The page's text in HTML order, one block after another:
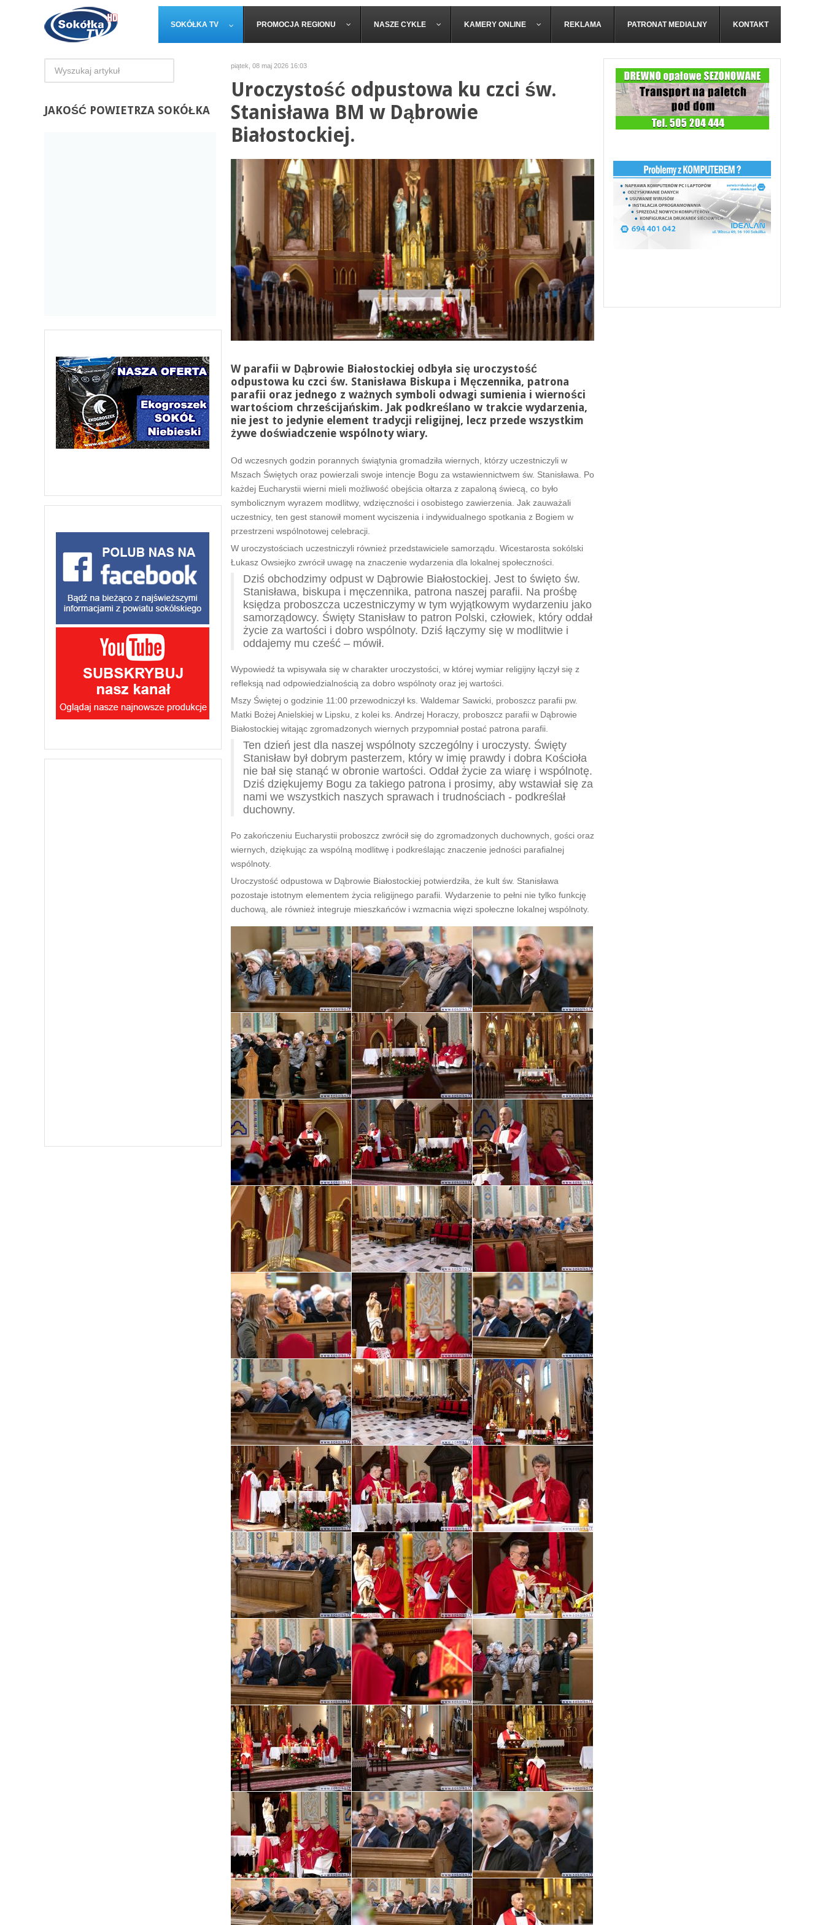
SOKÓŁKA TV PROMOCJA REGIONU NASZE CYKLE KAMERY ONLINE REKLAMA PATRONAT MEDIALNY KONTAKT
piątek, 08 maj 2026 16:03
Uroczystość odpustowa ku czci św.
Stanisława BM w Dąbrowie
Białostockiej.
W parafii w Dąbrowie Białostockiej odbyła się uroczystość
odpustowa ku czci św. Stanisława Biskupa i Męczennika, patrona
parafii oraz jednego z ważnych symboli odwagi sumienia i wierności
wartościom chrześcijańskim. Jak podkreślano w trakcie wydarzenia,
nie jest to jedynie element tradycji religijnej, lecz przede wszystkim
żywe doświadczenie wspólnoty wiary.
Od wczesnych godzin porannych świątynia gromadziła wiernych, którzy uczestniczyli w
Mszach Świętych oraz powierzali swoje intencje Bogu za wstawiennictwem św. Stanisława. Po
każdej Eucharystii wierni mieli możliwość obejścia ołtarza z zapaloną świecą, co było
symbolicznym wyrazem modlitwy, wdzięczności i osobistego zawierzenia. Jak zauważali
uczestnicy, ten gest stanowił moment wyciszenia i indywidualnego spotkania z Bogiem w
przestrzeni wspólnotowej celebracji.
W uroczystościach uczestniczyli również przedstawiciele samorządu. Wicestarosta sokólski
Łukasz Owsiejko zwrócił uwagę na znaczenie wydarzenia dla lokalnej społeczności.
Dziś obchodzimy odpust w Dąbrowie Białostockiej. Jest to święto św.
Stanisława, biskupa i męczennika, patrona naszej parafii. Na prośbę
księdza proboszcza uczestniczymy w tym wyjątkowym wydarzeniu jako
samorządowcy. Święty Stanisław to patron Polski, człowiek, który oddał
życie za wartości i dobro wspólnoty. Dziś łączymy się w modlitwie i
oddajemy mu cześć – mówił.
Wypowiedź ta wpisywała się w charakter uroczystości, w której wymiar religijny łączył się z
refleksją nad odpowiedzialnością za dobro wspólnoty oraz jej wartości.
Mszy Świętej o godzinie 11:00 przewodniczył ks. Waldemar Sawicki, proboszcz parafii pw.
Matki Bożej Anielskiej w Lipsku, z kolei ks. Andrzej Horaczy, proboszcz parafii w Dąbrowie
Białostockiej witając zgromadzonych wiernych przypomniał postać patrona parafii.
Ten dzień jest dla naszej wspólnoty szczególny i uroczysty. Święty
Stanisław był dobrym pasterzem, który w imię prawdy i dobra Kościoła
nie bał się stanąć w obronie wartości. Oddał życie za wiarę i wspólnotę.
Dziś dziękujemy Bogu za takiego patrona i prosimy, aby wstawiał się za
nami we wszystkich naszych sprawach i trudnościach - podkreślał
duchowny.
Po zakończeniu Eucharystii proboszcz zwrócił się do zgromadzonych duchownych, gości oraz
wiernych, dziękując za wspólną modlitwę i podkreślając znaczenie jedności parafialnej
wspólnoty.
Uroczystość odpustowa w Dąbrowie Białostockiej potwierdziła, że kult św. Stanisława
pozostaje istotnym elementem życia religijnego parafii. Wydarzenie to pełni nie tylko funkcję
duchową, ale również integruje mieszkańców i wzmacnia więzi społeczne lokalnej wspólnoty.
JAKOŚĆ POWIETRZA SOKÓŁKA